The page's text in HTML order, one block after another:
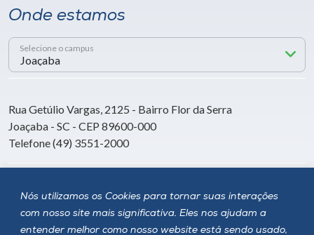
Nós utilizamos os Cookies para tornar suas interações
com nosso site mais significativa. Eles nos ajudam a
entender melhor como nosso website está sendo usado,
Onde estamos
Selecione o campus
Rua Getúlio Vargas, 2125 - Bairro Flor da Serra
Joaçaba - SC - CEP 89600-000
Telefone (49) 3551-2000
Siga a Unoesc